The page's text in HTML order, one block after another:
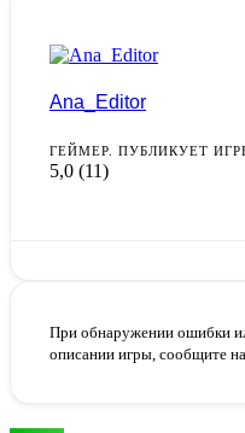
Ana_Editor
ГЕЙМЕР. ПУБЛИКУЕТ
5,0 (11)
При обнаружении ошибки
описании игры, сообщите